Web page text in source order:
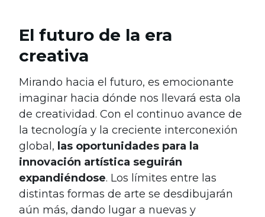
El futuro de la era
creativa
Mirando hacia el futuro, es emocionante
imaginar hacia dónde nos llevará esta ola
de creatividad. Con el continuo avance de
la tecnología y la creciente interconexión
global, las oportunidades para la
innovación artística seguirán
expandiéndose. Los límites entre las
distintas formas de arte se desdibujarán
aún más, dando lugar a nuevas y